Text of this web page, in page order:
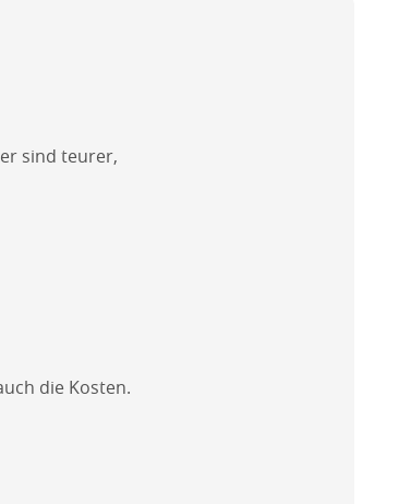
sind teurer,
die Kosten.